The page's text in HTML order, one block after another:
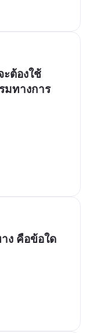
ต้องใช้
มทางการ
ง คือข้อใด